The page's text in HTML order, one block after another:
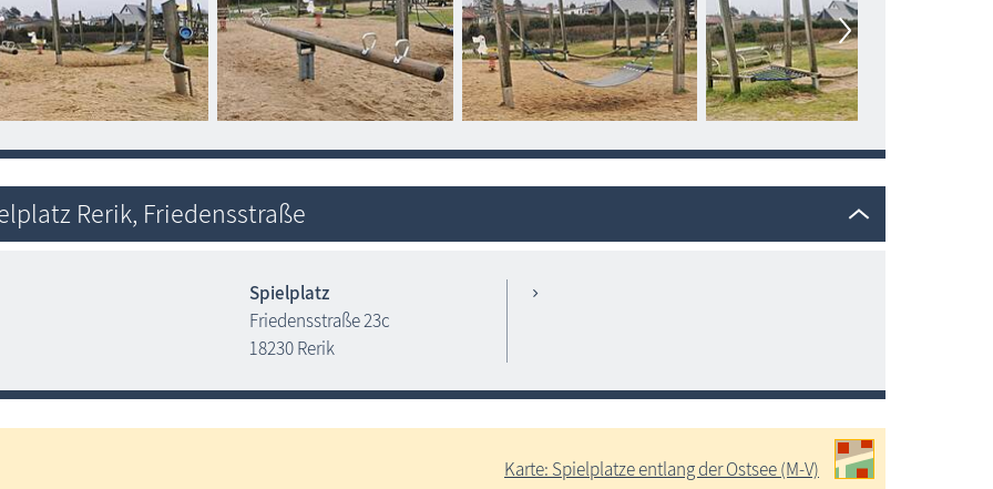
Rerik, Friedensstraße
Spielplatz
Friedensstraße 23c
18230 Rerik
Karte: Spielplatze entlang der Ostsee (M-V)